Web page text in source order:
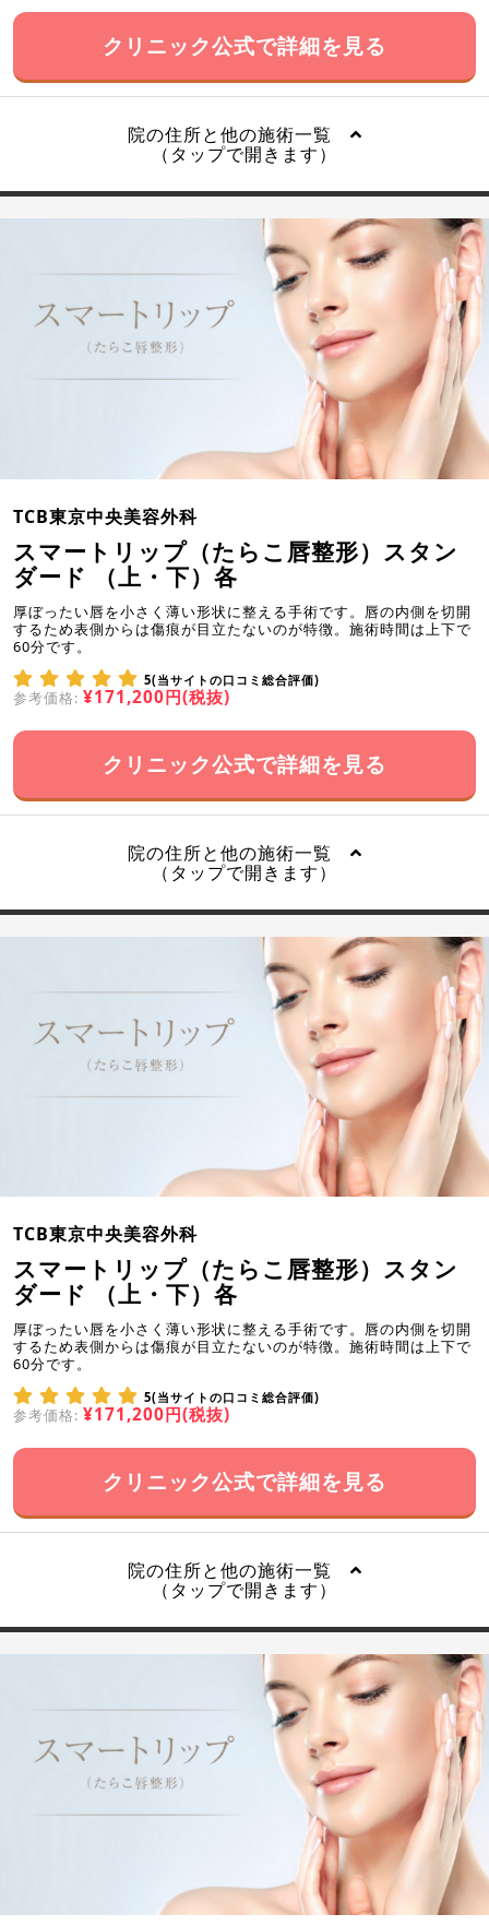
クリニック公式で詳細を見る
院の住所と他の施術一覧
（タップで開きます）
TCB東京中央美容外科
スマートリップ（たらこ唇整形）スタン
ダード （上・下）各
厚ぼったい唇を小さく薄い形状に整える手術です。唇の内側を切開
するため表側からは傷痕が目立たないのが特徴。施術時間は上下で
60分です。
5(当サイトの口コミ総合評価)
参考価格: ¥171,200円(税抜)
クリニック公式で詳細を見る
院の住所と他の施術一覧
（タップで開きます）
TCB東京中央美容外科
スマートリップ（たらこ唇整形）スタン
ダード （上・下）各
厚ぼったい唇を小さく薄い形状に整える手術です。唇の内側を切開
するため表側からは傷痕が目立たないのが特徴。施術時間は上下で
60分です。
5(当サイトの口コミ総合評価)
参考価格: ¥171,200円(税抜)
クリニック公式で詳細を見る
院の住所と他の施術一覧
（タップで開きます）